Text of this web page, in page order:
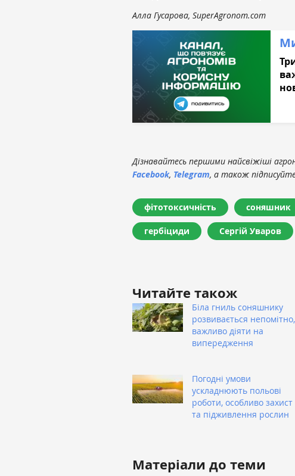
Алла Гусарова, SuperAgronom.com
Дізнавайтесь першими найсвіжіші
Facebook, Telegram, а також
фітотоксичність соняшник
гербіциди Сергій Уваров
Читайте також
Біла гниль соняшнику
розвивається непомітно,
важливо діяти на
випередження
Погодні умови
ускладнюють польові
роботи, особливо захист
та підживлення рослин
Матеріали до теми